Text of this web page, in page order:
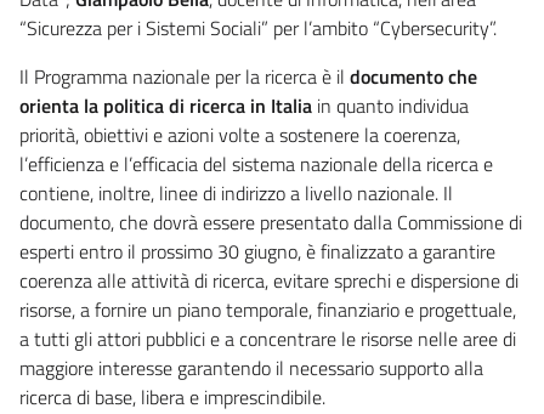
“Sicurezza per i Sistemi Sociali” per l’ambito “Cybersecurity”.
Il Programma nazionale per la ricerca è il documento che
orienta la politica di ricerca in Italia in quanto individua
priorità, obiettivi e azioni volte a sostenere la coerenza,
l’efficienza e l’efficacia del sistema nazionale della ricerca e
contiene, inoltre, linee di indirizzo a livello nazionale. Il
documento, che dovrà essere presentato dalla Commissione di
esperti entro il prossimo 30 giugno, è finalizzato a garantire
coerenza alle attività di ricerca, evitare sprechi e dispersione di
risorse, a fornire un piano temporale, finanziario e progettuale,
a tutti gli attori pubblici e a concentrare le risorse nelle aree di
maggiore interesse garantendo il necessario supporto alla
ricerca di base, libera e imprescindibile.